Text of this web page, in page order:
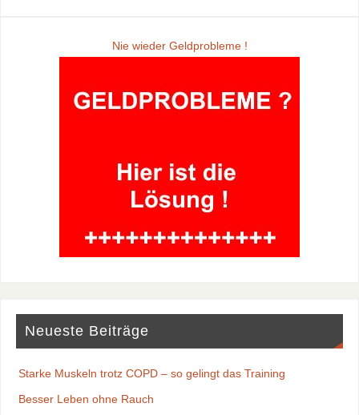
Nie wieder Geldprobleme !
Neueste Beiträge
Starke Muskeln trotz COPD – so gelingt das Training
Besser Leben ohne Rauch